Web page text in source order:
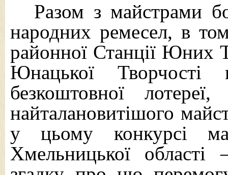
Разом з майстрами
народних ремесел, в
районної Станції Юних
Юнацької Творчості
безкоштовної
найталановитішого
у цьому конкурсі
Хмельницької